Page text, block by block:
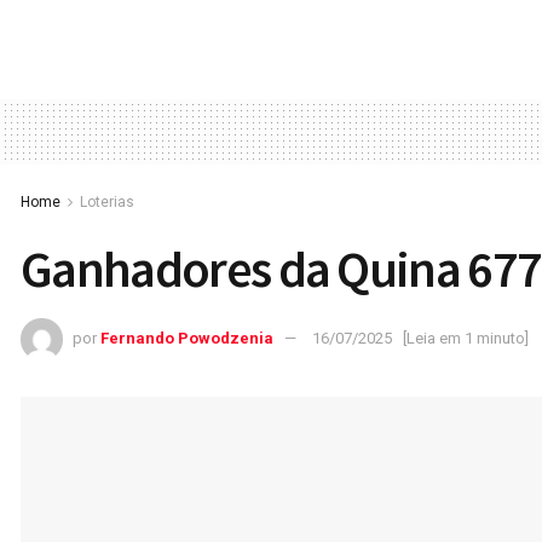
Home Loterias
Ganhadores da Quina
por Fernando Powodzenia 16/07/2025 [Leia em 1 minuto]